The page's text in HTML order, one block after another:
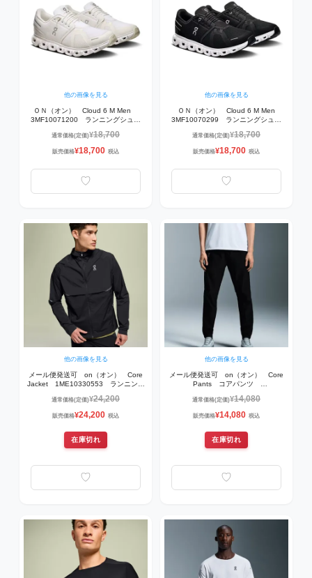
他の画像を見る
ＯＮ（オン） Cloud 6 M Men
3MF10071200 ランニングシュー
通常価格(定価)¥18,700
販売価格¥18,700 税込
他の画像を見る
ＯＮ（オン） Cloud 6 M Men
3MF10070299 ランニングシュー
通常価格(定価)¥18,700
販売価格¥18,700 税込
他の画像を見る
メール便発送可 on（オン） Core
Jacket 1ME10330553 ランニング
通常価格(定価)¥24,200
販売価格¥24,200 税込
在庫切れ
他の画像を見る
メール便発送可 on（オン） Core
Pants コアパンツ
Black
通常価格(定価)¥14,080
販売価格¥14,080 税込
在庫切れ